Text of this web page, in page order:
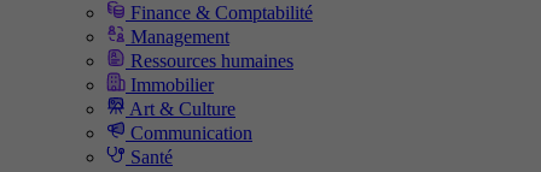
Finance & Comptabilité
Management
Ressources humaines
Immobilier
Art & Culture
Communication
Santé